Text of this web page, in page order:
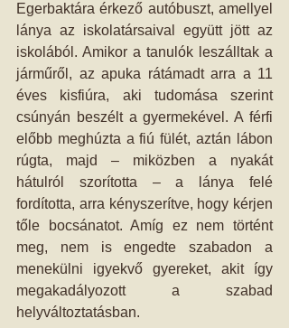
Egerbaktára érkező autóbuszt, amellyel
lánya az iskolatársaival együtt jött az
iskolából. Amikor a tanulók leszálltak a
járműről, az apuka rátámadt arra a 11
éves kisfiúra, aki tudomása szerint
csúnyán beszélt a gyermekével. A férfi
előbb meghúzta a fiú fülét, aztán lábon
rúgta, majd – miközben a nyakát
hátulról szorította – a lánya felé
fordította, arra kényszerítve, hogy kérjen
tőle bocsánatot. Amíg ez nem történt
meg, nem is engedte szabadon a
menekülni igyekvő gyereket, akit így
megakadályozott a szabad
helyváltoztatásban.